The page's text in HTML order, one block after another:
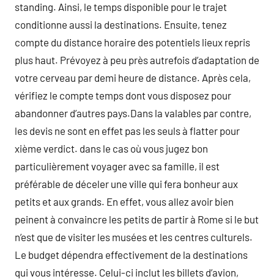
standing. Ainsi, le temps disponible pour le trajet
conditionne aussi la destinations. Ensuite, tenez
compte du distance horaire des potentiels lieux repris
plus haut. Prévoyez à peu près autrefois d’adaptation de
votre cerveau par demi heure de distance. Après cela,
vérifiez le compte temps dont vous disposez pour
abandonner d’autres pays.Dans la valables par contre,
les devis ne sont en effet pas les seuls à flatter pour
xième verdict. dans le cas où vous jugez bon
particulièrement voyager avec sa famille, il est
préférable de déceler une ville qui fera bonheur aux
petits et aux grands. En effet, vous allez avoir bien
peinent à convaincre les petits de partir à Rome si le but
n’est que de visiter les musées et les centres culturels.
Le budget dépendra effectivement de la destinations
qui vous intéresse. Celui-ci inclut les billets d’avion,